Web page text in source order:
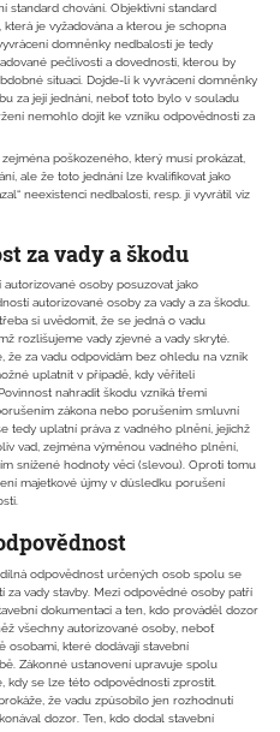
standard chování. Objektivní standard
je vyžadována a kterou je schopna
domněnky nedbalosti je tedy
pečlivosti a dovednosti, kterou by
situaci. Dojde-li k vyvrácení domněnky
za její jednání, neboť toto bylo v souladu
nemohlo dojít ke vzniku odpovědnosti za
poškozeného, který musí prokázat,
ale že toto jednání lze kvalifikovat jako
neexistenci nedbalosti, resp. ji vyvrátil viz
za vady a škodu
osoby posuzovat jako
autorizované osoby za vady a za škodu.
si uvědomit, že se jedná o vadu
rozlišujeme vady zjevné a vady skryté.
že za vadu odpovídám bez ohledu na vznik
uplatnit v případě, kdy věřiteli
nahradit škodu vzniká třemi
zákona nebo porušením smluvní
tedy uplatní práva z vadného plnění, jejichž
vad, zejména výměnou vadného plnění,
snížené hodnoty věci (slevou). Oproti tomu
majetkové újmy v důsledku porušení
odpovědnost určených osob spolu se
vady stavby. Mezi odpovědné osoby patří
dokumentaci a ten, kdo prováděl dozor
všechny autorizované osoby, neboť
osobami, které dodávají stavební
Zákonné ustanovení upravuje spolu
kdy se lze této odpovědnosti zprostit.
že vadu způsobilo jen rozhodnutí
dozor. Ten, kdo dodal stavební